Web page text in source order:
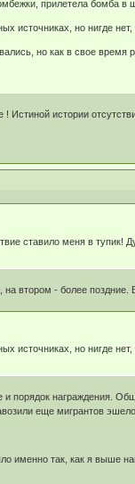
прилетела бомба в
источниках, но нигде
но как в свое
Истиной истории
ставило меня в тупик!
втором - более поздние.
источниках, но нигде
порядок награждения.
еще мигрантов
именно так, как я выше